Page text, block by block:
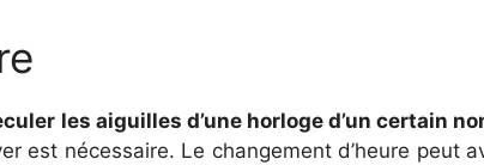
les aiguilles d’une horloge d’un certain
est nécessaire. Le changement d’heure